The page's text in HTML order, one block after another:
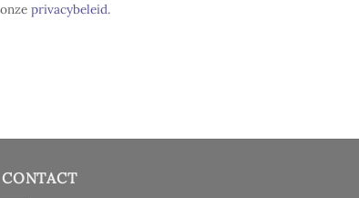
privacybeleid.
CONTACT